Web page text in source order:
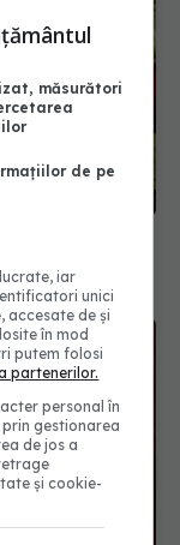
care le
simple
măsurători
de pe
iar
unici
accesate de și
în mod
putem folosi
partenerilor.
personal în
gestionarea
de jos a
și cookie-